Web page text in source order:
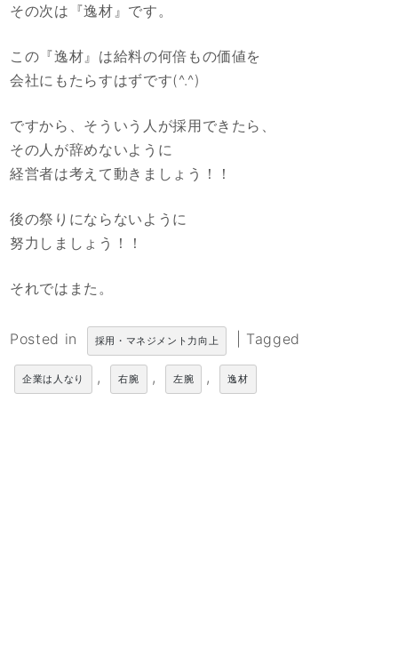
その次は『逸材』です。
この『逸材』は給料の何倍もの価値を
会社にもたらすはずです(^.^)
ですから、そういう人が採用できたら、
その人が辞めないように
経営者は考えて動きましょう！！
後の祭りにならないように
努力しましょう！！
それではまた。
Posted in 採用・マネジメント力向上 Tagged
企業は人なり , 右腕 , 左腕 , 逸材